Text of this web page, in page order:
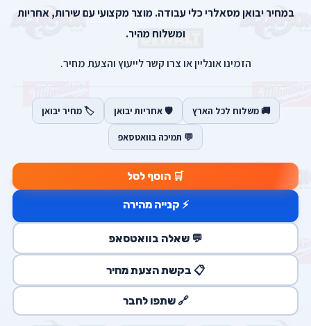
במחיר יבואן מסאלרי כלי עבודה. מוצר מקצועי עם שירות, אחריות
ומשלוח מהיר.
הזמינו אונליין או צרו קשר לייעוץ והצעת מחיר.
🚚 משלוח לכל הארץ 🛡️ אחריות יבואן 🏷️ מחיר יבואן
💬 תמיכה בוואטסאפ
🛒 הוסף לסל
⚡ קנייה מהירה
💬 שאלה בוואטסאפ
📋 בקשת הצעת מחיר
🔗 שתפו לחבר